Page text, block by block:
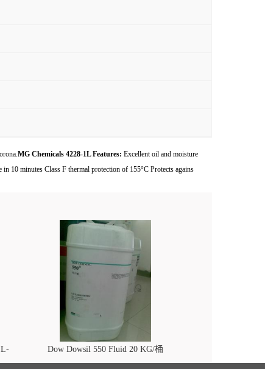
MG Chemicals 4228-1L Features: Excellent oil and moisture
10 minutes Class F thermal protection of 155°C Protects agains
Dow Dowsil 550 Fluid 20 KG/桶